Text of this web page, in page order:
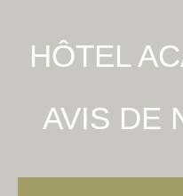
HÔTEL
AVIS DE